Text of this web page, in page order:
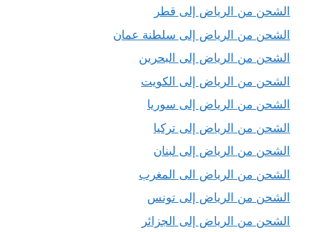
الشحن من الرياض إلى قطر
الشحن من الرياض إلى سلطنة عمان
الشحن من الرياض إلى البحرين
الشحن من الرياض إلى الكويت
الشحن من الرياض إلى سوريا
الشحن من الرياض إلى تركيا
الشحن من الرياض إلى لبنان
الشحن من الرياض الى المغرب
الشحن من الرياض إلى تونس
الشحن من الرياض إلى الجزائر